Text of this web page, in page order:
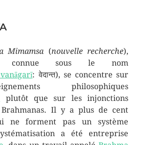
Mimamsa (nouvelle recherche),
connue sous le nom
: वेदान्त), se concentre sur
philosophiques
plutôt que sur les injonctions
Il y a plus de cent
ne forment pas un système
a été entreprise